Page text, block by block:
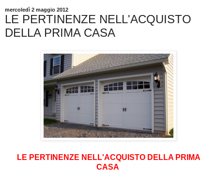
mercoledì 2 maggio 2012
LE PERTINENZE NELL'ACQUISTO
DELLA PRIMA CASA
LE PERTINENZE NELL'ACQUISTO DELLA PRIMA
CASA